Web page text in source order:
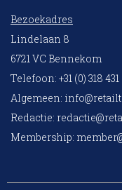
Bezoekadres
Lindelaan 8
6721 VC Bennekom
Telefoon: +31 (0) 318 431
Algemeen:
Redactie:
Membership: